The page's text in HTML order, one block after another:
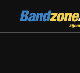
Bandzone.cz
žijeme hudbou